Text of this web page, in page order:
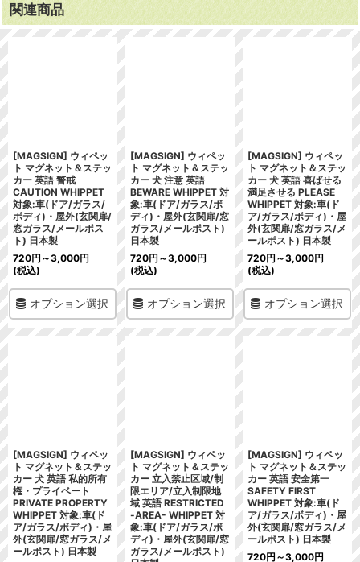
関連商品
[MAGSIGN] ウィペッ
ト マグネット＆ステッ
カー 英語 警戒
CAUTION WHIPPET
対象:車(ドア/ガラス/
ボディ)・屋外(玄関扉/
窓ガラス/メールポス
ト) 日本製
720円 ～3,000円
(税込)
オプション選択
[MAGSIGN] ウィペッ
ト マグネット＆ステッ
カー 犬 注意 英語
BEWARE WHIPPET 対
象:車(ドア/ガラス/ボ
ディ)・屋外(玄関扉/窓
ガラス/メールポスト)
日本製
720円 ～3,000円
(税込)
オプション選択
[MAGSIGN] ウィペッ
ト マグネット＆ステッ
カー 犬 英語 喜ばせる
満足させる PLEASE
WHIPPET 対象:車(ド
ア/ガラス/ボディ)・屋
外(玄関扉/窓ガラス/メ
ールポスト) 日本製
720円 ～3,000円
(税込)
オプション選択
[MAGSIGN] ウィペッ
ト マグネット＆ステッ
カー 犬 英語 私的所有
権・プライベート
PRIVATE PROPERTY
WHIPPET 対象:車(ド
ア/ガラス/ボディ)・屋
外(玄関扉/窓ガラス/メ
ールポスト) 日本製
[MAGSIGN] ウィペッ
ト マグネット＆ステッ
カー 立入禁止区域/制
限エリア/立入制限地
域 英語 RESTRICTED
-AREA- WHIPPET 対
象:車(ドア/ガラス/ボ
ディ)・屋外(玄関扉/窓
ガラス/メールポスト)
[MAGSIGN] ウィペッ
ト マグネット＆ステッ
カー 英語 安全第一
SAFETY FIRST
WHIPPET 対象:車(ド
ア/ガラス/ボディ)・屋
外(玄関扉/窓ガラス/メ
ールポスト) 日本製
720円 ～3,000円